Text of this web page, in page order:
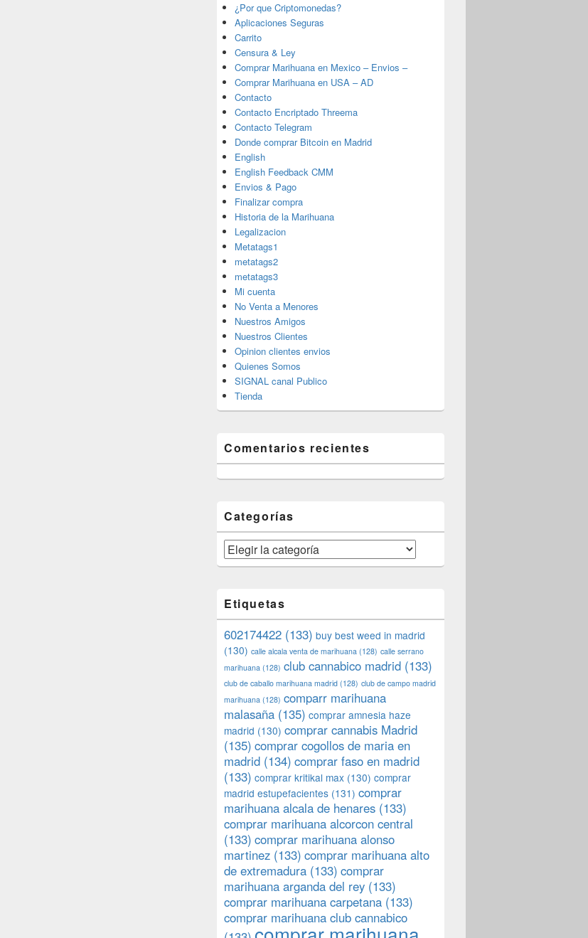
¿Por que Criptomonedas?
Aplicaciones Seguras
Carrito
Censura & Ley
Comprar Marihuana en Mexico – Envios –
Comprar Marihuana en USA – AD
Contacto
Contacto Encriptado Threema
Contacto Telegram
Donde comprar Bitcoin en Madrid
English
English Feedback CMM
Envios & Pago
Finalizar compra
Historia de la Marihuana
Legalizacion
Metatags1
metatags2
metatags3
Mi cuenta
No Venta a Menores
Nuestros Amigos
Nuestros Clientes
Opinion clientes envios
Quienes Somos
SIGNAL canal Publico
Tienda
Comentarios recientes
Categorías
Categorías
Etiquetas
602174422 (133) buy best weed in madrid
(130) calle alcala venta de marihuana (128) calle serrano
marihuana (128) club cannabico madrid (133)
club de caballo marihuana madrid (128) club de campo madrid
marihuana (128) comparr marihuana
malasaña (135) comprar amnesia haze
madrid (130) comprar cannabis Madrid
(135) comprar cogollos de maria en
madrid (134) comprar faso en madrid
(133) comprar kritikal max (130) comprar
madrid estupefacientes (131) comprar
marihuana alcala de henares (133)
comprar marihuana alcorcon central
(133) comprar marihuana alonso
martinez (133) comprar marihuana alto
de extremadura (133) comprar
marihuana arganda del rey (133)
comprar marihuana carpetana (133)
comprar marihuana club cannabico